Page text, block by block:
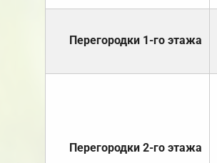
Перегородки 1-го этажа
Перегородки 2-го этажа